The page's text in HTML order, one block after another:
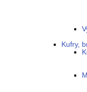
Kufry,